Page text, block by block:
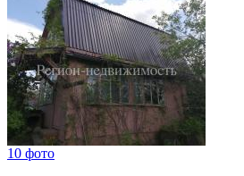
10 фото